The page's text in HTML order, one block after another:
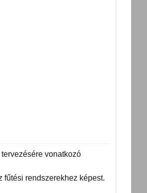
vonatkozó
fűtési rendszerekhez képest.